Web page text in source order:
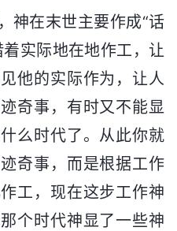
神在末世主要作成“话
实际地在地作工，让
他的实际作为，让人
奇事，有时又不能显
么时代了。从此你就
奇事，而是根据工作
工，现在这步工作神
个时代神显了一些神